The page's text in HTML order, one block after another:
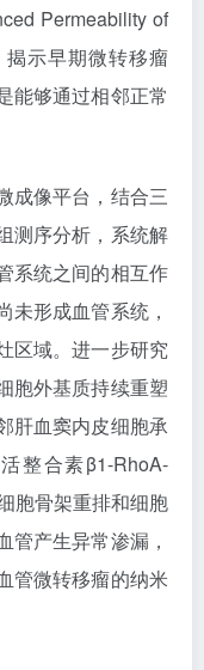
Permeability of
揭示早期微转移瘤
能够通过相邻正常
成像平台，结合三
测序分析，系统解
系统之间的相互作
未形成血管系统，
区域。进一步研究
胞外基质持续重塑
肝血窦内皮细胞承
整合素β1-RhoA-
胞骨架重排和细胞
管产生异常渗漏，
管微转移瘤的纳米